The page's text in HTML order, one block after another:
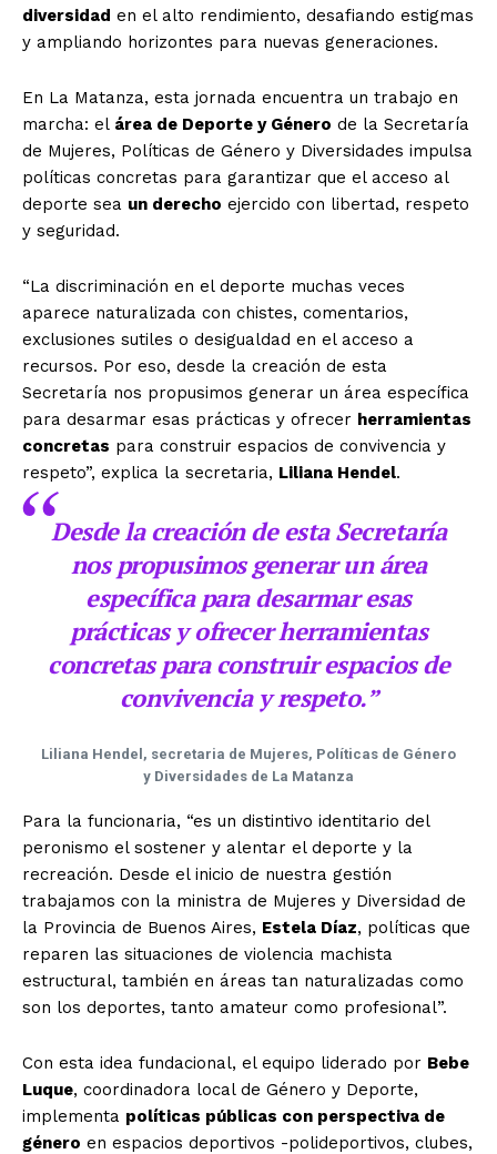
diversidad en el alto rendimiento, desafiando estigmas
y ampliando horizontes para nuevas generaciones.
En La Matanza, esta jornada encuentra un trabajo en
marcha: el área de Deporte y Género de la Secretaría
de Mujeres, Políticas de Género y Diversidades impulsa
políticas concretas para garantizar que el acceso al
deporte sea un derecho ejercido con libertad, respeto
y seguridad.
“La discriminación en el deporte muchas veces
aparece naturalizada con chistes, comentarios,
exclusiones sutiles o desigualdad en el acceso a
recursos. Por eso, desde la creación de esta
Secretaría nos propusimos generar un área específica
para desarmar esas prácticas y ofrecer herramientas
concretas para construir espacios de convivencia y
respeto”, explica la secretaria, Liliana Hendel.
Desde la creación de esta Secretaría
nos propusimos generar un área
específica para desarmar esas
prácticas y ofrecerherramientas
concretaspara construir espacios de
convivencia y respeto.”
Liliana Hendel, secretaria de Mujeres, Políticas de Género
y Diversidades de La Matanza
Para la funcionaria, “es un distintivo identitario del
peronismo el sostener y alentar el deporte y la
recreación. Desde el inicio de nuestra gestión
trabajamos con la ministra de Mujeres y Diversidad de
la Provincia de Buenos Aires, Estela Díaz, políticas que
reparen las situaciones de violencia machista
estructural, también en áreas tan naturalizadas como
son los deportes, tanto amateur como profesional”.
Con esta idea fundacional, el equipo liderado por Bebe
Luque, coordinadora local de Género y Deporte,
implementa políticas públicas con perspectiva de
género en espacios deportivos -polideportivos, clubes,